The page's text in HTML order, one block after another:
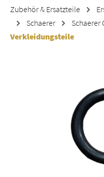
Zubehör & Ersatzteile
Schaerer
Schaerer
Verkleidungsteile